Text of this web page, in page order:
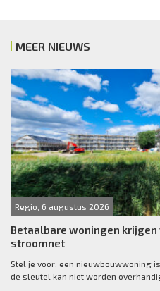
MEER NIEUWS
Regio, 6 augustus 2026
Betaalbare woningen
stroomnet
Stel je voor: een nieuwbouwwoning
de sleutel kan niet worden